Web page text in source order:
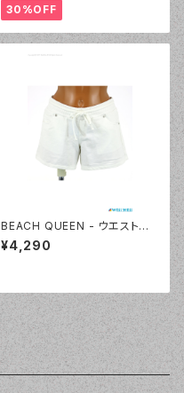
30%OFF
BEACH QUEEN - ウエストシャ
ーリングカットデニム（333360
- 09:ホワイト）
¥4,290